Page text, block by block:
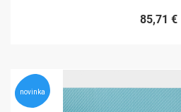
85,71 €
novinka